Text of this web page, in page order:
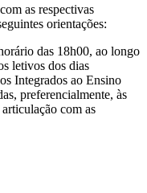
as respectivas
orientações:
das 18h00, ao longo
letivos dos dias
Integrados ao Ensino
preferencialmente, às
com as